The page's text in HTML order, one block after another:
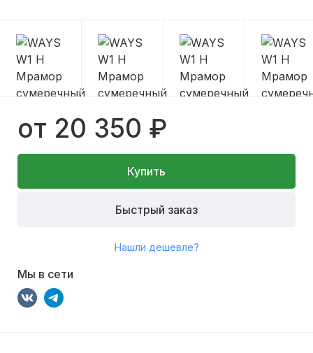
от 20 350 ₽
Купить
Быстрый заказ
Нашли дешевле?
Мы в сети